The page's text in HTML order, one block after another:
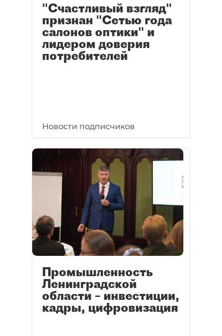
"Счастливый взгляд"
признан "Сетью года
салонов оптики" и
лидером доверия
потребителей
Новости подписчиков
Промышленность
Ленинградской
области – инвестиции,
кадры, цифровизация